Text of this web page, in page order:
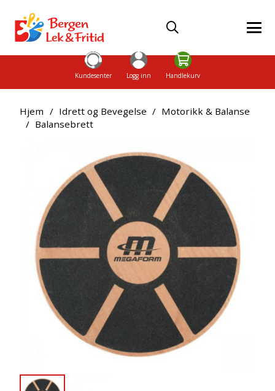
Kundesenter Logg inn Handlekurv
Hjem / Idrett og Bevegelse / Motorikk & Balanse
/ Balansebrett